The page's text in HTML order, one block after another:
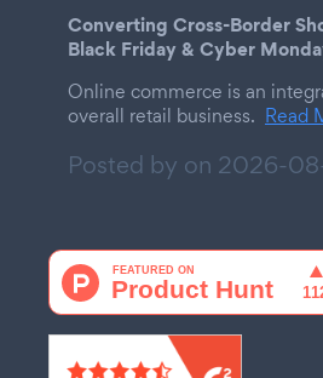
Converting Cross-Border
Black Friday & Cyber
Online commerce is an
overall retail business. Read
Posted by on 2026-